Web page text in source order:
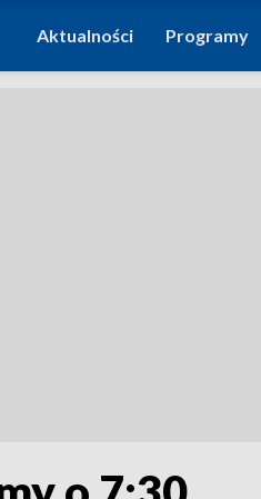
Aktualności Programy